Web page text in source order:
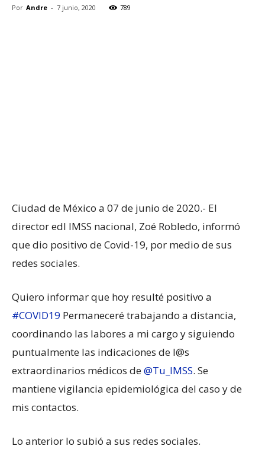
Por Andre - 7 junio, 2020 789
Ciudad de México a 07 de junio de 2020.- El
director edl IMSS nacional, Zoé Robledo, informó
que dio positivo de Covid-19, por medio de sus
redes sociales.
Quiero informar que hoy resulté positivo a
#COVID19 Permaneceré trabajando a distancia,
coordinando las labores a mi cargo y siguiendo
puntualmente las indicaciones de l@s
extraordinarios médicos de@Tu_IMSS. Se
mantiene vigilancia epidemiológica del caso y de
mis contactos.
Lo anterior lo subió a sus redes sociales.